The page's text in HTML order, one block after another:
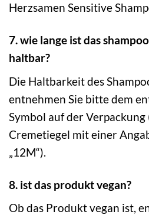
Herzsamen Sensitive
7. wie lange ist das
haltbar?
Die Haltbarkeit des
entnehmen Sie bitte dem
Symbol auf der
Cremetiegel mit einer
„12M“).
8. ist das produkt vegan?
Ob das Produkt vegan ist,